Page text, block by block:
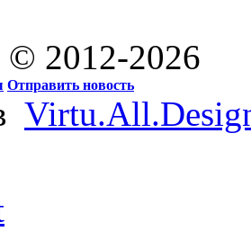
2012-2026
Отправить новость